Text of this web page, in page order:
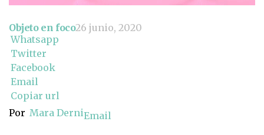
Objeto en foco26 junio, 2020
Whatsapp
Twitter
Facebook
Email
Copiar url
Por Mara DerniEmail